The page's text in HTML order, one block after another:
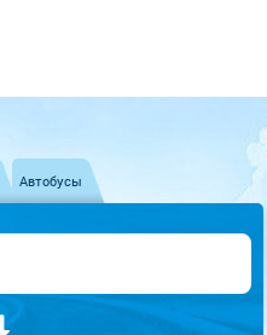
Автобусы